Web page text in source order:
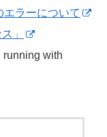
エラーについて
」
running with